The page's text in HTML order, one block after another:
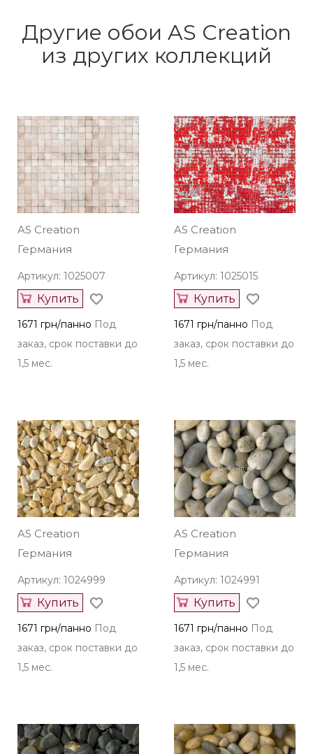
Другие обои AS Creation
из других коллекций
AS Creation
Германия
Артикул: 1025007
Купить
1671 грн/панно Под
заказ, срок поставки до
1,5 мес.
AS Creation
Германия
Артикул: 1025015
Купить
1671 грн/панно Под
заказ, срок поставки до
1,5 мес.
AS Creation
Германия
Артикул: 1024999
Купить
1671 грн/панно Под
заказ, срок поставки до
1,5 мес.
AS Creation
Германия
Артикул: 1024991
Купить
1671 грн/панно Под
заказ, срок поставки до
1,5 мес.